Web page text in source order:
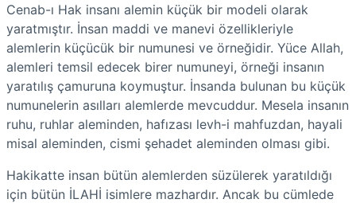
Cenab-ı Hak insanı alemin küçük bir modeli olarak
yaratmıştır. İnsan maddi ve manevi özellikleriyle
alemlerin küçücük bir numunesi ve örneğidir. Yüce Allah,
alemleri temsil edecek birer numuneyi, örneği insanın
yaratılış çamuruna koymuştur. İnsanda bulunan bu küçük
numunelerin asılları alemlerde mevcuddur. Mesela insanın
ruhu, ruhlar aleminden, hafızası levh-i mahfuzdan, hayali
misal aleminden, cismi şehadet aleminden olması gibi.
Hakikatte insan bütün alemlerden süzülerek yaratıldığı
için bütün İLAHİ isimlere mazhardır. Ancak bu cümlede